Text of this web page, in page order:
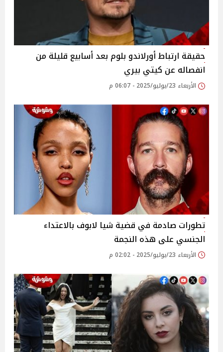
حقيقة ارتباط أورلاندو بلوم بعد أسابيع قليلة من
انفصاله عن كيتي بيري
الأربعاء 23/يوليو/2025 - 06:07 م
تطورات صادمة في قضية شيا لابوف بالاعتداء
الجنسي على هذه النجمة
الأربعاء 23/يوليو/2025 - 02:02 م